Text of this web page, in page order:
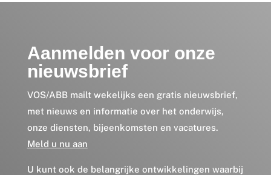
Aanmelden voor onze
nieuwsbrief
VOS/ABB mailt wekelijks een gratis nieuwsbrief,
met nieuws en informatie over het onderwijs,
onze diensten, bijeenkomsten en vacatures.
Meld u nu aan
U kunt ook de belangrijke ontwikkelingen waarbij